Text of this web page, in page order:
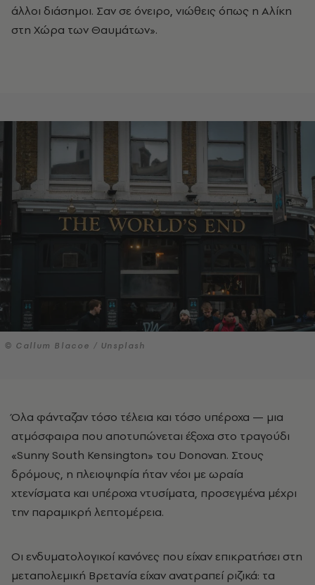
άλλοι διάσημοι. Σαν σε όνειρο, νιώθεις όπως η Αλίκη
στη Χώρα των Θαυμάτων».
© Callum Blacoe / Unsplash
Όλα φάνταζαν τόσο τέλεια και τόσο υπέροχα — μια
ατμόσφαιρα που αποτυπώνεται έξοχα στο τραγούδι
«Sunny South Kensington» του Donovan. Στους
δρόμους, η πλειοψηφία ήταν νέοι με ωραία
χτενίσματα και υπέροχα ντυσίματα, προσεγμένα μέχρι
την παραμικρή λεπτομέρεια.
Οι ενδυματολογικοί κανόνες που είχαν επικρατήσει στη
μεταπολεμική Βρετανία είχαν ανατραπεί ριζικά: τα